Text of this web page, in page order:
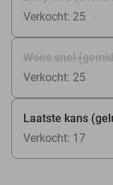
Verkocht: 25
Wees snel
Verkocht: 25
Laatste kans
Verkocht: 17